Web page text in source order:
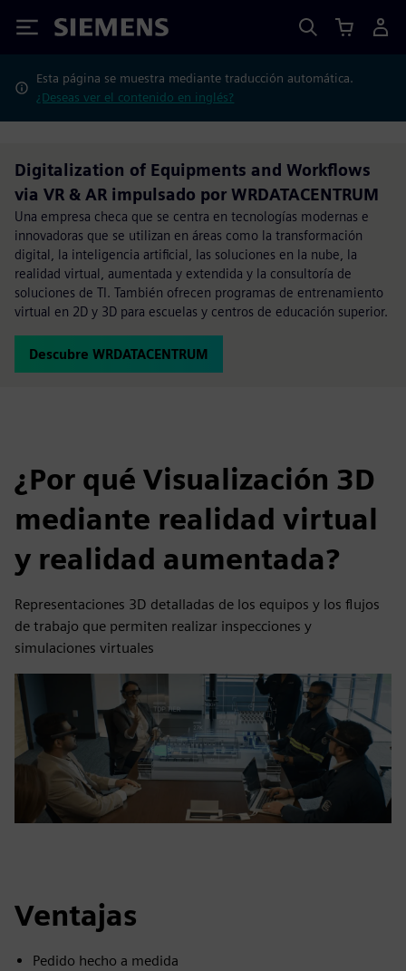
Siemens
Esta página se muestra mediante traducción automática.
¿Deseas ver el contenido en inglés?
Digitalization of Equipments and Workflows
via VR & AR impulsado por WRDATACENTRUM
Una empresa checa que se centra en tecnologías modernas e
innovadoras que se utilizan en áreas como la transformación
digital, la inteligencia artificial, las soluciones en la nube, la
realidad virtual, aumentada y extendida y la consultoría de
soluciones de TI. También ofrecen programas de entrenamiento
virtual en 2D y 3D para escuelas y centros de educación superior.
Descubre WRDATACENTRUM
¿Por qué Visualización 3D
mediante realidad virtual
y realidad aumentada?
Representaciones 3D detalladas de los equipos y los flujos
de trabajo que permiten realizar inspecciones y
simulaciones virtuales
Ventajas
Pedido hecho a medida